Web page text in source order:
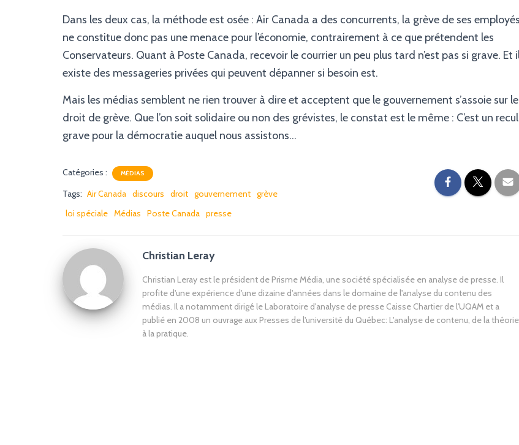
Dans les deux cas, la méthode est osée : Air Canada a des concurrents, la grève de ses employés
ne constitue donc pas une menace pour l’économie, contrairement à ce que prétendent les
Conservateurs. Quant à Poste Canada, recevoir le courrier un peu plus tard n’est pas si grave. Et
existe des messageries privées qui peuvent dépanner si besoin est.
Mais les médias semblent ne rien trouver à dire et acceptent que le gouvernement s’assoie sur le
droit de grève. Que l’on soit solidaire ou non des grévistes, le constat est le même : C’est un recul
grave pour la démocratie auquel nous assistons…
Catégories : MÉDIAS
Tags: Air Canada discours droit gouvernement grève
loi spéciale Médias Poste Canada presse
Christian Leray
Christian Leray est le président de Prisme Média, une société spécialisée en analyse de presse. Il
profite d'une expérience d'une dizaine d'années dans le domaine de l'analyse du contenu des
médias. Il a notamment dirigé le Laboratoire d'analyse de presse Caisse Chartier de l'UQAM et a
publié en 2008 un ouvrage aux Presses de l'université du Québec: L'analyse de contenu, de la théorie
à la pratique.